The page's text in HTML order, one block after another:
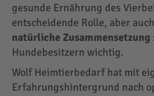
gesunde Ernährung des
entscheidende Rolle, aber auch
natürliche Zusammensetzung
Hundebesitzern wichtig.
Wolf Heimtierbedarf hat mit
Erfahrungshintergrund nach